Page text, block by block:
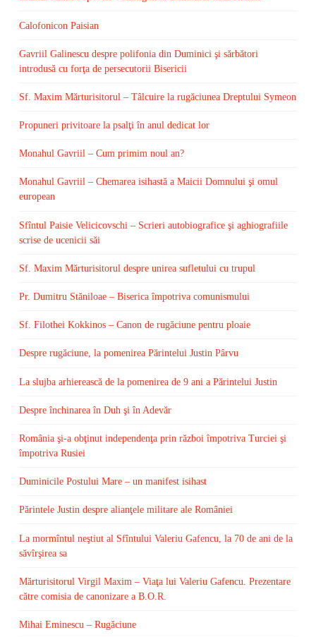
Calofonicon Paisian
Gavriil Galinescu despre polifonia din Duminici şi sărbători
introdusă cu forţa de persecutorii Bisericii
Sf. Maxim Mărturisitorul – Tâlcuire la rugăciunea Dreptului Symeon
Propuneri privitoare la psalţi în anul dedicat lor
Monahul Gavriil – Cum primim noul an?
Monahul Gavriil – Chemarea isihastă a Maicii Domnului şi omul
european
Sfîntul Paisie Velicicovschi – Scrieri autobiografice şi aghiografiile
scrise de ucenicii săi
Sf. Maxim Mărturisitorul despre unirea sufletului cu trupul
Pr. Dumitru Stăniloae – Biserica împotriva comunismului
Sf. Filothei Kokkinos – Canon de rugăciune pentru ploaie
Despre rugăciune, la pomenirea Părintelui Justin Pârvu
La slujba arhierească de la pomenirea de 9 ani a Părintelui Justin
Despre închinarea în Duh şi în Adevăr
România şi-a obţinut independenţa prin război împotriva Turciei şi
împotriva Rusiei
Duminicile Postului Mare – un manifest isihast
Părintele Justin despre alianţele militare ale României
La mormîntul neştiut al Sfîntului Valeriu Gafencu, la 70 de ani de la
săvîrşirea sa
Mărturisitorul Virgil Maxim – Viaţa lui Valeriu Gafencu. Prezentare
către comisia de canonizare a B.O.R.
Mihai Eminescu – Rugăciune